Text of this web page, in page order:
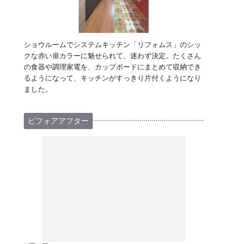
ショウルームでシステムキッチン「リフォムス」のシッ
クな赤い扉カラーに魅せられて、迷わず決定。たくさん
の食器や調理家電を、カップボードにまとめて収納でき
るようになって、キッチンがすっきり片付くようになり
ました。
ビフォアアフター